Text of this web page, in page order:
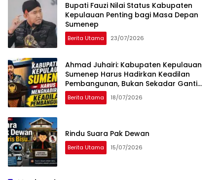
Bupati Fauzi Nilai Status Kabupaten
Kepulauan Penting bagi Masa Depan
Sumenep
Berita Utama 23/07/2026
Ahmad Juhairi: Kabupaten Kepulauan
Sumenep Harus Hadirkan Keadilan
Pembangunan, Bukan Sekadar Ganti
Nama
Berita Utama 18/07/2026
Rindu Suara Pak Dewan
Berita Utama 15/07/2026